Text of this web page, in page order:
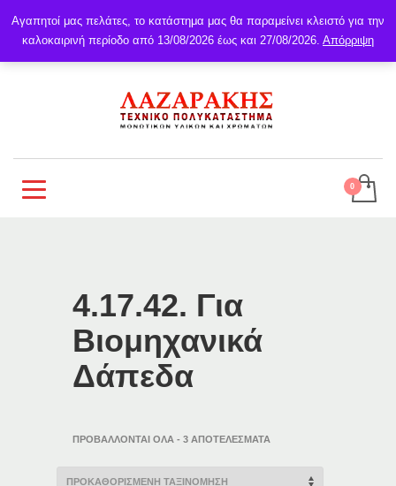
4.17.42. Για
Βιομηχανικά
Δάπεδα
ΠΡΟΒΆΛΛΟΝΤΑΙ ΌΛΑ - 3 ΑΠΟΤΕΛΈΣΜΑΤΑ
Αγαπητοί μας πελάτες, το κατάστημα μας θα παραμείνει κλειστό για την
καλοκαιρινή περίοδο από 13/08/2026 έως και 27/08/2026. Απόρριψη